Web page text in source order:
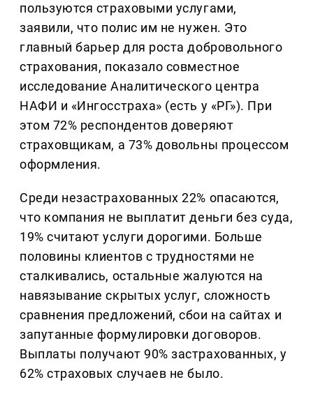
пользуются страховыми услугами,
заявили, что полис им не нужен. Это
главный барьер для роста добровольного
страхования, показало совместное
исследование Аналитического центра
НАФИ и «Ингосстраха» (есть у «РГ»). При
этом 72% респондентов доверяют
страховщикам, а 73% довольны процессом
оформления.
Среди незастрахованных 22% опасаются,
что компания не выплатит деньги без суда,
19% считают услуги дорогими. Больше
половины клиентов с трудностями не
сталкивались, остальные жалуются на
навязывание скрытых услуг, сложность
сравнения предложений, сбои на сайтах и
запутанные формулировки договоров.
Выплаты получают 90% застрахованных, у
62% страховых случаев не было.